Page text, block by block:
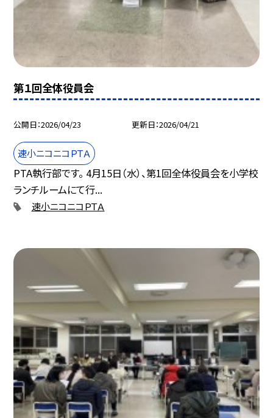
第１回全体役員会
公開日 2026/04/23 更新日 2026/04/21
速小ニコニコＰＴＡ
PTA執行部です。 4月15日（水）、第1回全体役員会を小学校
ランチルームにて行...
速小ニコニコＰＴＡ